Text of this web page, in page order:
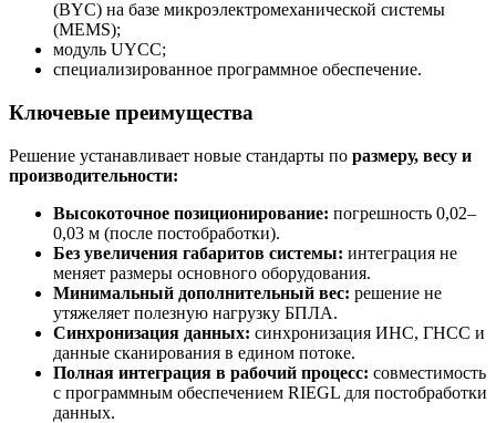
(BYC) на базе микроэлектромеханической системы
(MEMS);
модуль UYCC;
специализированное программное обеспечение.
Ключевые преимущества
Решение устанавливает новые стандарты по размеру, весу и
производительности:
Высокоточное позиционирование: погрешность 0,02–
0,03 м (после постобработки).
Без увеличения габаритов системы: интеграция не
меняет размеры основного оборудования.
Минимальный дополнительный вес: решение не
утяжеляет полезную нагрузку БПЛА.
Синхронизация данных: синхронизация ИНС, ГНСС и
данные сканирования в едином потоке.
Полная интеграция в рабочий процесс: совместимость
с программным обеспечением RIEGL для постобработки
данных.